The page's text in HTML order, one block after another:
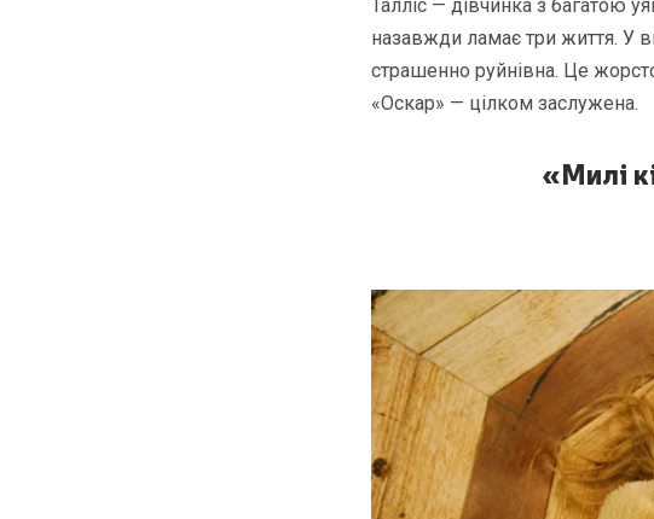
Талліс — дівчинка з багатою
назавжди ламає три життя. У
страшенно руйнівна. Це
«Оскар» — цілком заслужена.
«Милі